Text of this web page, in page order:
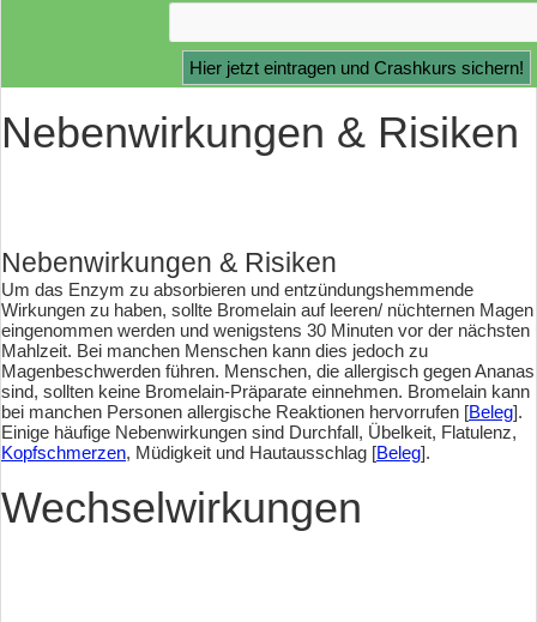
Nebenwirkungen & Risiken
Nebenwirkungen & Risiken
Um das Enzym zu absorbieren und entzündungshemmende
Wirkungen zu haben, sollte Bromelain auf leeren/ nüchternen Magen
eingenommen werden und wenigstens 30 Minuten vor der nächsten
Mahlzeit. Bei manchen Menschen kann dies jedoch zu
Magenbeschwerden führen. Menschen, die allergisch gegen Ananas
sind, sollten keine Bromelain-Präparate einnehmen. Bromelain kann
bei manchen Personen allergische Reaktionen hervorrufen [Beleg].
Einige häufige Nebenwirkungen sind Durchfall, Übelkeit, Flatulenz,
Kopfschmerzen, Müdigkeit und Hautausschlag [Beleg].
Wechselwirkungen